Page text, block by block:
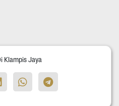
Klampis Jaya